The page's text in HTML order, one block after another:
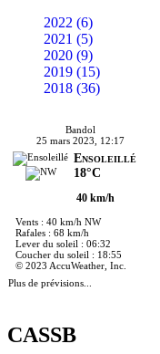
2022 (6)
2021 (5)
2020 (9)
2019 (15)
2018 (36)
Bandol
25 mars 2023, 12:17
Ensoleillé
18°C
40 km/h
Vents : 40 km/h NW
Rafales : 68 km/h
Lever du soleil : 06:32
Coucher du soleil : 18:55
© 2023 AccuWeather, Inc.
Plus de prévisions...
CASSB